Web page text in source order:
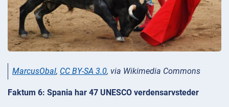
MarcusObal, CC BY-SA 3.0, via Wikimedia Commons
Faktum 6: Spania har 47 UNESCO verdensarvsteder